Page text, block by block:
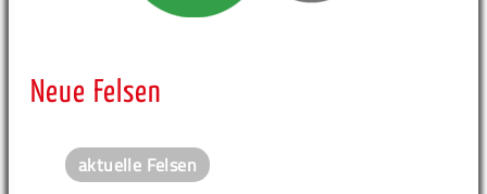
Neue Felsen
aktuelle Felsen